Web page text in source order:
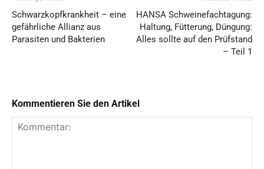
Schwarzkopfkrankheit – eine
gefährliche Allianz aus
Parasiten und Bakterien
HANSA Schweinefachtagung:
Haltung, Fütterung, Düngung:
Alles sollte auf den Prüfstand
– Teil 1
Kommentieren Sie den Artikel